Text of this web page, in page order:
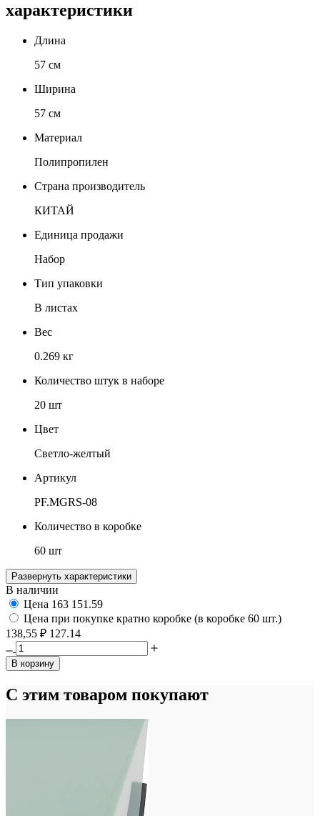
характеристики
Длина
57 см
Ширина
57 см
Материал
Полипропилен
Страна производитель
КИТАЙ
Единица продажи
Набор
Тип упаковки
В листах
Вес
0.269 кг
Количество штук в наборе
20 шт
Цвет
Светло-желтый
Артикул
PF.MGRS-08
Количество в коробке
60 шт
Развернуть характеристики
В наличии
Цена 163 151.59
Цена при покупке кратно коробке (в коробке 60 шт.)
138,55 ₽ 127.14
В корзину
С этим товаром покупают